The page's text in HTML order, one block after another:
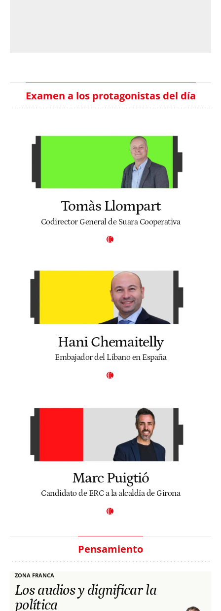
Examen a los protagonistas del día
Tomàs Llompart
Codirector General de Suara Cooperativa
Hani Chemaitelly
Embajador del Líbano en España
Marc Puigtió
Candidato de ERC a la alcaldía de Girona
Pensamiento
ZONA FRANCA
Los audios y dignificar la
política